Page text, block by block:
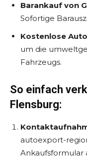
Barankauf von
Sofortige
Kostenlose
um die
Fahrzeugs.
So einfach
Flensburg:
autoexport-
Ankaufsformular